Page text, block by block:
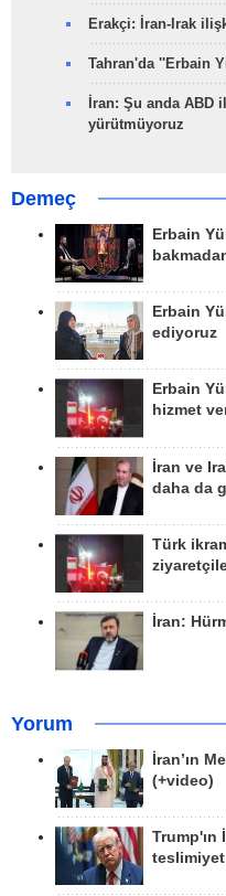
Erakçi: İran-Irak
Tahran'da ''Erbain
İran: Şu anda ABD
yürütmüyoruz
Demeç
Erbain
Erbain
ediyoruz
Erbain
hizmet
İran ve
daha da
Türk
İran:
Yorum
İran’ın
(+video)
Trump'ın